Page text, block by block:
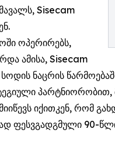
Sisecam
ოპერირებს,
ამისა, Sisecam
ნაცრის
იქითკენ, რომ
ფესვგადგმული 90-